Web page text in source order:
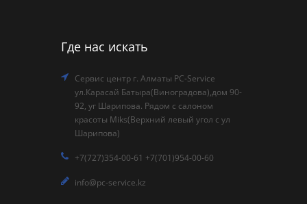
Где нас искать
Сервис центр г. Алматы PC-Service
ул.Карасай Батыра(Виноградова),дом 90-
92, уг Шарипова. Рядом с салоном
красоты Miks(Верхний левый угол с ул
Шарипова)
+7(727)354-00-61 +7(701)954-00-60
info@pc-service.kz